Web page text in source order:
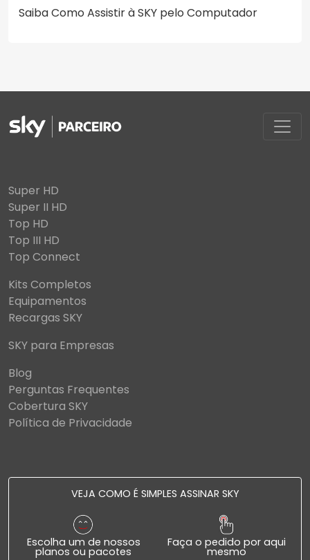
Saiba Como Assistir à SKY pelo Computador
Super HD
Super II HD
Top HD
Top III HD
Top Connect
Kits Completos
Equipamentos
Recargas SKY
SKY para Empresas
Blog
Perguntas Frequentes
Cobertura SKY
Política de Privacidade
VEJA COMO É SIMPLES ASSINAR SKY
Escolha um de nossos
planos ou pacotes
Faça o pedido por aqui
mesmo